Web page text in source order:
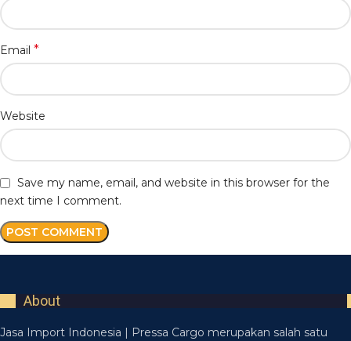
Email *
Website
Save my name, email, and website in this browser for the
next time I comment.
About
Jasa Import Indonesia | Pressa Cargo merupakan salah satu